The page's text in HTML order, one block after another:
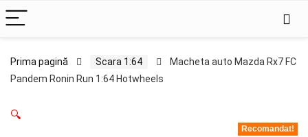
Prima pagină Scara 1:64
Macheta auto Mazda Rx7 FC
Pandem Ronin Run 1:64 Hotwheels
Recomandat!
🔍